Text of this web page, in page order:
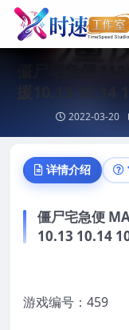
僵尸宅急便
援10.13 10.14
2022-03-20
详情介绍
僵尸宅急便
10.13 10.14
游戏编号：459